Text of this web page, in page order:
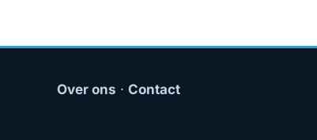
Over ons · Contact